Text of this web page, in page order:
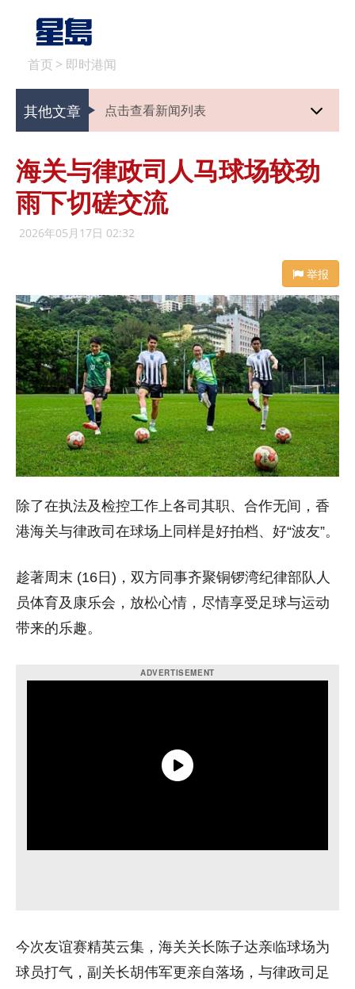
首页 > 即时港闻
其他文章 点击查看新闻列表
海关与律政司人马球场较劲
雨下切磋交流
2026年05月17日 02:32
举报
除了在执法及检控工作上各司其职、合作无间，香
港海关与律政司在球场上同样是好拍档、好“波友”。
趁著周末 (16日)，双方同事齐聚铜锣湾纪律部队人
员体育及康乐会，放松心情，尽情享受足球与运动
带来的乐趣。
今次友谊赛精英云集，海关关长陈子达亲临球场为
球员打气，副关长胡伟军更亲自落场，与律政司足